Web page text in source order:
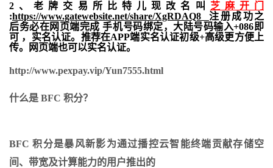
2、老牌交易所比特儿现改名叫 芝麻开门
:https://www.gatewebsite.net/share/XgRDAQ8 注册成功之
后务必在网页端完成 手机号码绑定，大陆号码输入+086即
可 ，实名认证。推荐在APP端实名认证初级+高级更方便上
传。网页端也可以实名认证。
http://www.pexpay.vip/Yun7555.html
什么是 BFC 积分？
BFC 积分是暴风新影为通过播控云智能终端贡献存储空
间、带宽及计算能力的用户推出的